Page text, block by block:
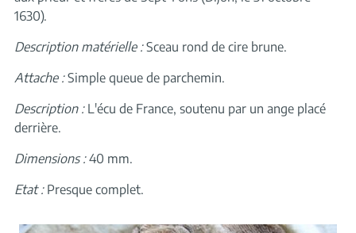
1630).
Description matérielle :Sceau rond de cire brune.
Attache :Simple queue de parchemin.
Description :L'écu de France, soutenu par un ange placé
derrière.
Dimensions :40 mm.
Etat : Presque complet.